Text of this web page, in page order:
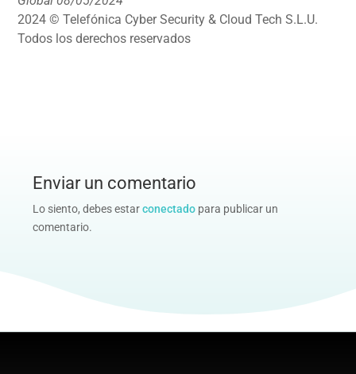
2024 © Telefónica Cyber Security & Cloud Tech S.L.U.
Todos los derechos reservados
Enviar un comentario
Lo siento, debes estarconectado para publicar un
comentario.